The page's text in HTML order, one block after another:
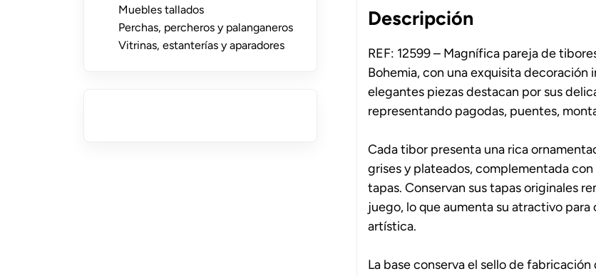
Descripción
REF: 12599 – Magnífica pareja de
Bohemia, con una exquisita
elegantes piezas destacan por sus
representando pagodas, puentes,
Cada tibor presenta una rica
grises y plateados, complementada
tapas. Conservan sus tapas originales
juego, lo que aumenta su atractivo
artística.
La base conserva el sello de
Muebles tallados
Perchas, percheros y palanganeros
Vitrinas, estanterías y aparadores